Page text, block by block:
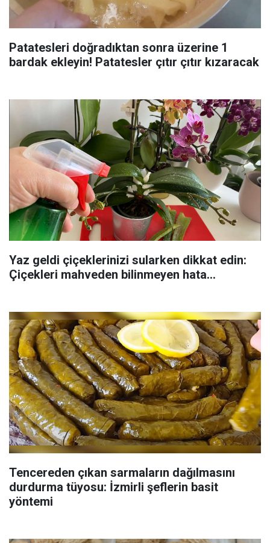
Patatesleri doğradıktan sonra üzerine 1
bardak ekleyin! Patatesler çıtır çıtır kızaracak
Yaz geldi çiçeklerinizi sularken dikkat edin:
Çiçekleri mahveden bilinmeyen hata...
Tencereden çıkan sarmaların dağılmasını
durdurma tüyosu: İzmirli şeflerin basit
yöntemi